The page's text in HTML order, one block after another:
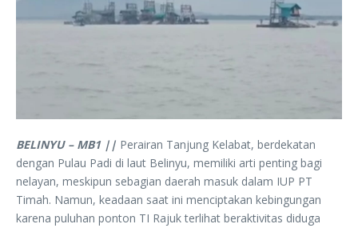
BELINYU – MB1 || Perairan Tanjung Kelabat, berdekatan
dengan Pulau Padi di laut Belinyu, memiliki arti penting bagi
nelayan, meskipun sebagian daerah masuk dalam IUP PT
Timah. Namun, keadaan saat ini menciptakan kebingungan
karena puluhan ponton TI Rajuk terlihat beraktivitas diduga